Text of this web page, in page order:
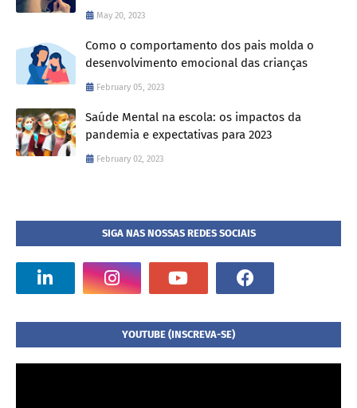
May 20, 2023
Como o comportamento dos pais molda o
desenvolvimento emocional das crianças
February 05, 2023
Saúde Mental na escola: os impactos da
pandemia e expectativas para 2023
February 02, 2023
SIGA NAS NOSSAS REDES SOCIAIS
YOUTUBE (INSCREVA-SE)